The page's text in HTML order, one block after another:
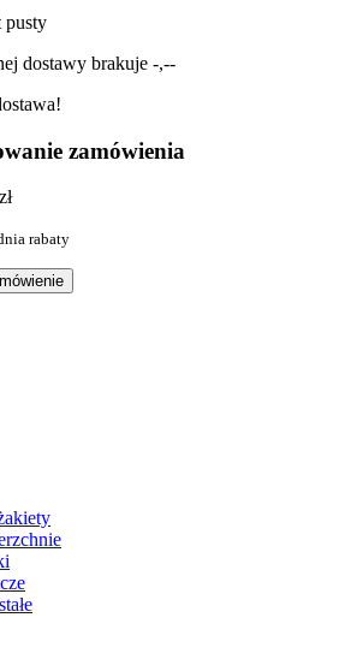
pusty
dostawy brakuje -,--
zamówienia
rabaty